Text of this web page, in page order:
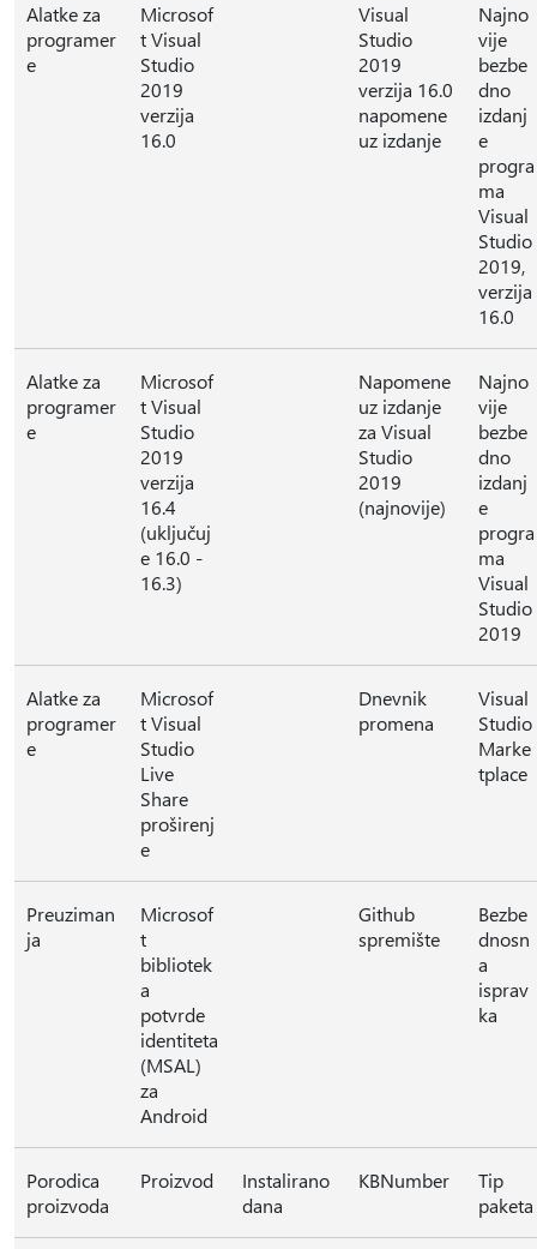
Alatke za
programer
e
Microsof
t Visual
Studio
2019
verzija
16.0
Visual
Studio
2019
verzija 16.0
napomene
uz izdanje
Najno
vije
bezbe
dno
izdanj
e
progra
ma
Visual
Studio
2019,
verzija
16.0
Alatke za
programer
e
Microsof
t Visual
Studio
2019
verzija
16.4
(uključuj
e 16.0 -
16.3)
Napomene
uz izdanje
za Visual
Studio
2019
(najnovije)
Najno
vije
bezbe
dno
izdanj
e
progra
ma
Visual
Studio
2019
Alatke za
programer
e
Microsof
t Visual
Studio
Live
Share
proširenj
e
Dnevnik
promena
Visual
Studio
Marke
tplace
Preuziman
ja
Microsof
t
bibliotek
a
potvrde
identiteta
(MSAL)
za
Android
Github
spremište
Bezbe
dnosn
a
isprav
ka
Porodica
proizvoda
Proizvod
Instalirano
dana
KBNumber
Tip
paketa